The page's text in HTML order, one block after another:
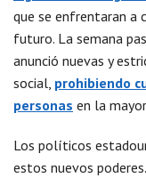
que se enfrentaran a
futuro. La semana
anunció nuevas y
social, prohibiendo
personas en la
Los políticos
estos nuevos